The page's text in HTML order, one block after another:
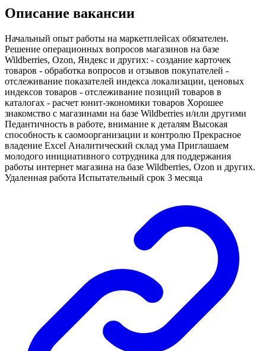
Описание вакансии
Начальный опыт работы на маркетплейсах обязателен.
Решение операционных вопросов магазинов на базе
Wildberries, Ozon, Яндекс и других: - создание карточек
товаров - обработка вопросов и отзывов покупателей -
отслеживание показателей индекса локализации, ценовых
индексов товаров - отслеживание позиций товаров в
каталогах - расчет юнит-экономики товаров Хорошее
знакомство с магазинами на базе Wildberries и/или другими
Педантичность в работе, внимание к деталям Высокая
способность к саомоорганизации и контролю Прекрасное
владение Excel Аналитический склад ума Приглашаем
молодого инициативного сотрудника для поддержания
работы интернет магазина на базе Wildberries, Ozon и других.
Удаленная работа Испытательный срок 3 месяца